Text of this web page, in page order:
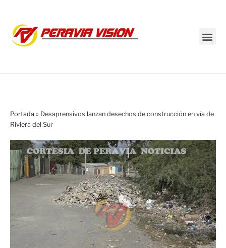
Portada » Desaprensivos lanzan desechos de construcción en vía de
Riviera del Sur